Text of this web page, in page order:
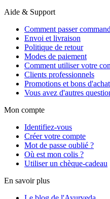
Aide & Support
Comment passer
Envoi et livraison
Politique de retour
Modes de paiement
Comment utiliser votre
Clients professionnels
Promotions et bons d'achat
Vous avez d'autres
Mon compte
Identifiez-vous
Créer votre compte
Mot de passe oublié ?
Où est mon colis ?
Utiliser un chèque-cadeau
En savoir plus